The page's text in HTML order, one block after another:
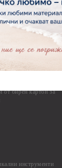
елементи
планина ,транспорт
рамки, бебешки
от бирен картон за
инструменти